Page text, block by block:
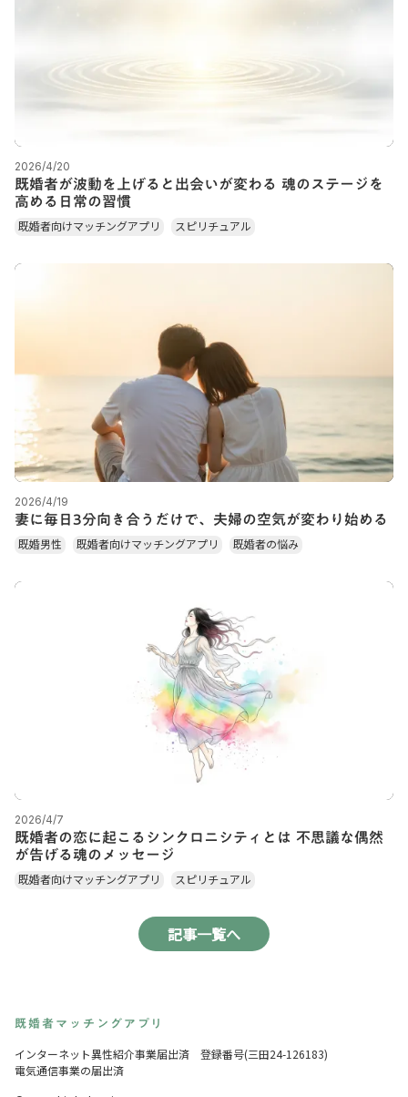
2026/4/20
既婚者が波動を上げると出会いが変わる 魂のステージを
高める日常の習慣
既婚者向けマッチングアプリ スピリチュアル
2026/4/19
妻に毎日3分向き合うだけで、夫婦の空気が変わり始める
既婚男性 既婚者向けマッチングアプリ 既婚者の悩み
2026/4/7
既婚者の恋に起こるシンクロニシティとは 不思議な偶然
が告げる魂のメッセージ
既婚者向けマッチングアプリ スピリチュアル
記事一覧へ
既婚者マッチングアプリ
インターネット異性紹介事業届出済 登録番号(三田24-126183)
電気通信事業の届出済